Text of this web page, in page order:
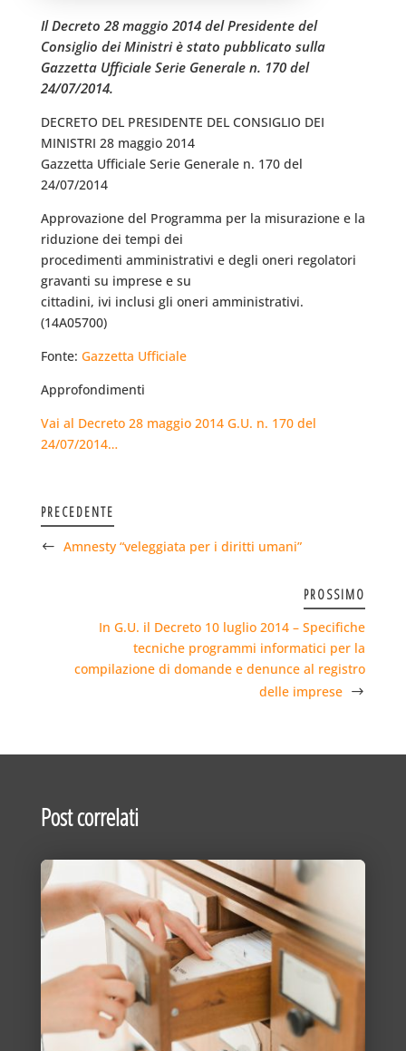
Il Decreto 28 maggio 2014 del Presidente del
Consiglio dei Ministri è stato pubblicato sulla
Gazzetta Ufficiale Serie Generale n. 170 del
24/07/2014.
DECRETO DEL PRESIDENTE DEL CONSIGLIO DEI
MINISTRI 28 maggio 2014
Gazzetta Ufficiale Serie Generale n. 170 del
24/07/2014
Approvazione del Programma per la misurazione e la
riduzione dei tempi dei
procedimenti amministrativi e degli oneri regolatori
gravanti su imprese e su
cittadini, ivi inclusi gli oneri amministrativi.
(14A05700)
Fonte: Gazzetta Ufficiale
Approfondimenti
Vai al Decreto 28 maggio 2014 G.U. n. 170 del
24/07/2014…
PRECEDENTE
Amnesty “veleggiata per i diritti umani”
PROSSIMO
In G.U. il Decreto 10 luglio 2014 – Specifiche
tecniche programmi informatici per la
compilazione di domande e denunce al registro
delle imprese
Post correlati